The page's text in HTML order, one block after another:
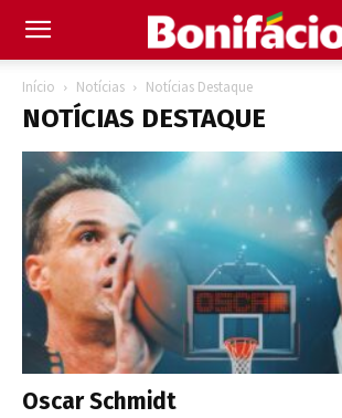
Início Notícias Notícias Destaque
NOTÍCIAS DESTAQUE
Oscar Schmidt